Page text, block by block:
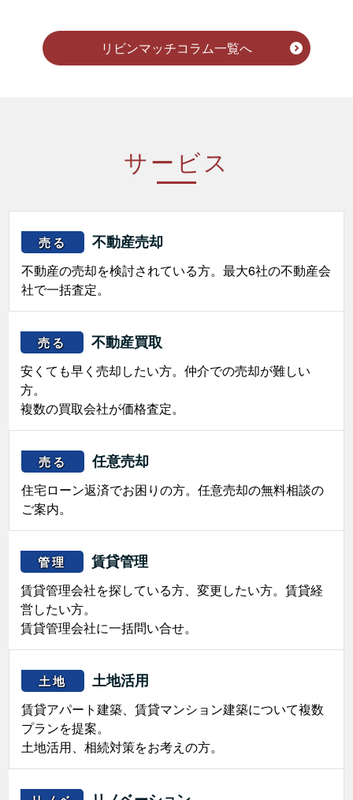
リビンマッチコラム一覧へ
サービス
売る 不動産売却
不動産の売却を検討されている方。最大6社の不動産会
社で一括査定。
売る 不動産買取
安くても早く売却したい方。仲介での売却が難しい
方。
複数の買取会社が価格査定。
売る 任意売却
住宅ローン返済でお困りの方。任意売却の無料相談の
ご案内。
管理 賃貸管理
賃貸管理会社を探している方、変更したい方。賃貸経
営したい方。
賃貸管理会社に一括問い合せ。
土地 土地活用
賃貸アパート建築、賃貸マンション建築について複数
プランを提案。
土地活用、相続対策をお考えの方。